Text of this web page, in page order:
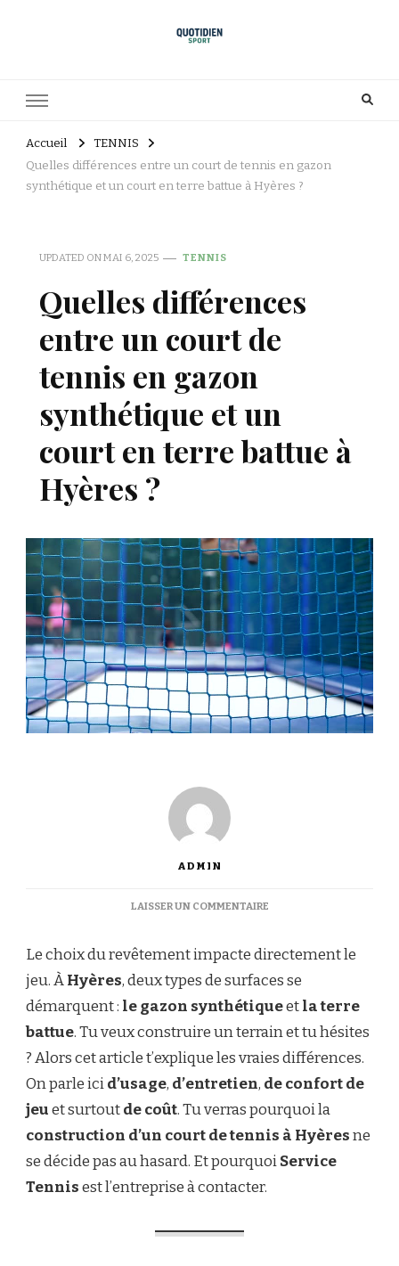
Accueil
TENNIS
Quelles différences entre un court de tennis en gazon
synthétique et un court en terre battue à Hyères ?
UPDATED ONMAI 6, 2025 TENNIS
Quelles différences
entre un court de
tennis en gazon
synthétique et un
court en terre battue à
Hyères ?
ADMIN
LAISSER UN COMMENTAIRESUR
ENTRE
DE
TENNIS
EN
GAZON
SYNTHÉTIQUE
ET
UN
COURT
EN
TERRE
Le choix du revêtement impacte directement le
jeu. ÀHyères, deux types de surfaces se
démarquent : le gazon synthétiqueetla terre
battue. Tu veux construire un terrain et tu hésites
? Alors cet article t’explique les vraies différences.
On parle icid’usage, d’entretien, de confort de
jeuet surtoutde coût. Tu verras pourquoi la
construction d’un court de tennis à Hyèresne
se décide pas au hasard. Et pourquoiService
Tennisest l’entreprise à contacter.